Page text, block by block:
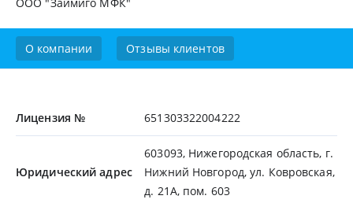
ООО "Займиго МФК"
О компании Отзывы клиентов
Лицензия № 651303322004222
Юридический адрес
603093, Нижегородская область, г.
Нижний Новгород, ул. Ковровская,
д. 21А, пом. 603